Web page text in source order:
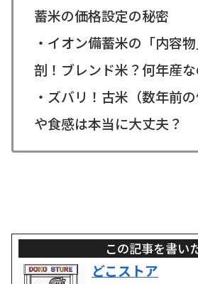
蓄米の価格設定の秘密
・イオン備蓄米の「内容
剖！ブレンド米？何年産な
・ズバリ！古米（数年前
や食感は本当に大丈夫？
この記事を書い
どこストア